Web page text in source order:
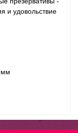
и удовольствие
мм